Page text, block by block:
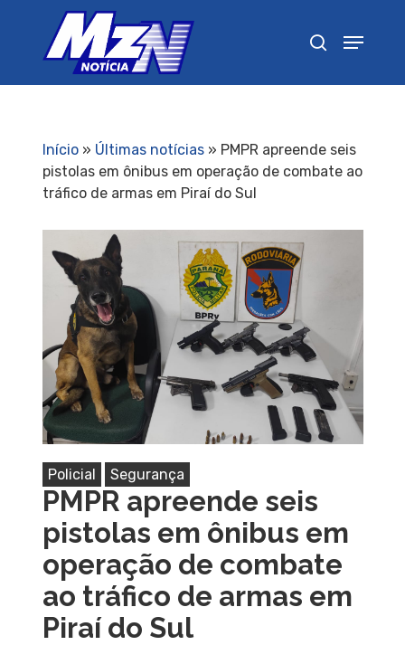
Início» Últimas notícias» PMPR apreende seis
pistolas em ônibus em operação de combate ao
tráfico de armas em Piraí do Sul
Policial Segurança
PMPR apreende seis
pistolas em ônibus em
operação de combate
ao tráfico de armas em
Piraí do Sul